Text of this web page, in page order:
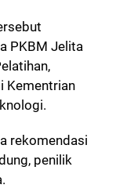
PKBM Jelita
Kementrian
rekomendasi
penilik